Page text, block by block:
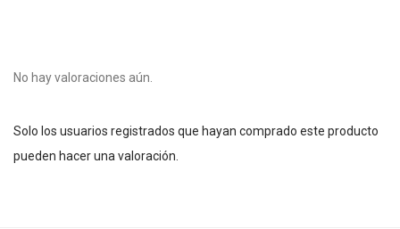
No hay valoraciones aún.
Solo los usuarios registrados que hayan comprado este producto
pueden hacer una valoración.